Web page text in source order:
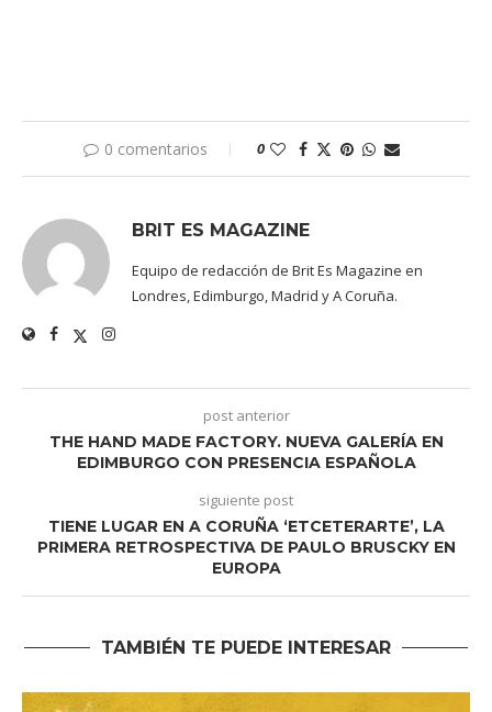
0 comentarios 0
BRIT ES MAGAZINE
Equipo de redacción de Brit Es Magazine en
Londres, Edimburgo, Madrid y A Coruña.
post anterior
THE HAND MADE FACTORY. NUEVA GALERÍA EN
EDIMBURGO CON PRESENCIA ESPAÑOLA
siguiente post
TIENE LUGAR EN A CORUÑA ‘ETCETERARTE’, LA
PRIMERA RETROSPECTIVA DE PAULO BRUSCKY EN
EUROPA
TAMBIÉN TE PUEDE INTERESAR